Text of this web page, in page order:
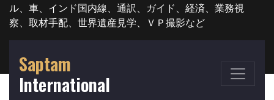
ル、車、インド国内線、通訳、ガイド、経済、業務視
察、取材手配、世界遺産見学、ＶＰ撮影など
Saptam
International